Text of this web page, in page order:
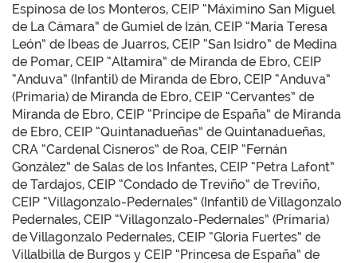
Espinosa de los Monteros, CEIP “Máximino San Miguel
de La Cámara” de Gumiel de Izán, CEIP “María Teresa
León” de Ibeas de Juarros, CEIP “San Isidro” de Medina
de Pomar, CEIP “Altamira” de Miranda de Ebro, CEIP
“Anduva” (Infantil) de Miranda de Ebro, CEIP “Anduva”
(Primaria) de Miranda de Ebro, CEIP “Cervantes” de
Miranda de Ebro, CEIP “Príncipe de España” de Miranda
de Ebro, CEIP “Quintanadueñas” de Quintanadueñas,
CRA “Cardenal Cisneros” de Roa, CEIP “Fernán
González” de Salas de los Infantes, CEIP “Petra Lafont”
de Tardajos, CEIP “Condado de Treviño” de Treviño,
CEIP “Villagonzalo-Pedernales” (Infantil) de Villagonzalo
Pedernales, CEIP “Villagonzalo-Pedernales” (Primaria)
de Villagonzalo Pedernales, CEIP “Gloria Fuertes” de
Villalbilla de Burgos y CEIP “Princesa de España” de